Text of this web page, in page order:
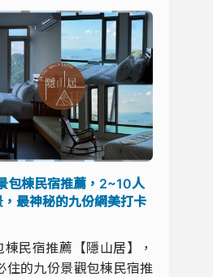
包棟民宿推薦，2~10人
最神秘的九份網美打卡
民宿推薦【隱山居】，
住的九份景觀包棟民宿推